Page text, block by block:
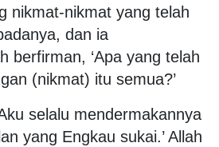
nikmat-nikmat yang telah
dan ia
berfirman, ‘Apa yang telah
(nikmat) itu semua?’
selalu mendermakannya
yang Engkau sukai.’ Allah